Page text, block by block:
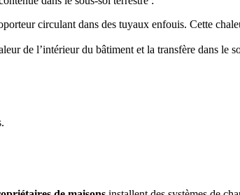
circulant dans des tuyaux enfouis. Cette
de l’intérieur du bâtiment et la transfère dans le